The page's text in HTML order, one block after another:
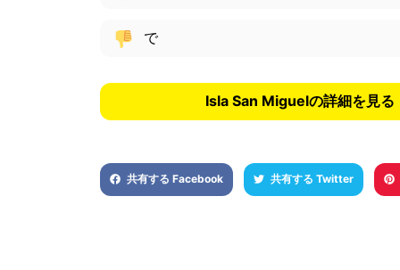
で
Isla San Miguelの詳細を見る
共有する Facebook 共有する Twitter